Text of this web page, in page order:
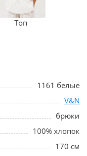
Топ
1161 белые
V&N
брюки
100% хлопок
170 см